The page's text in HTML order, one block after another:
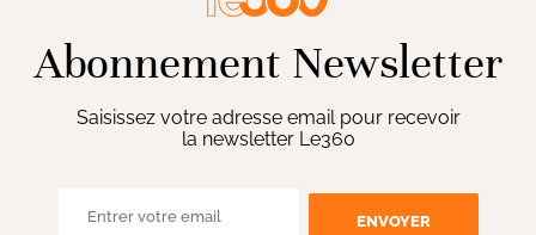
Abonnement Newsletter
Saisissez votre adresse email pour recevoir
la newsletter Le360
ENVOYER